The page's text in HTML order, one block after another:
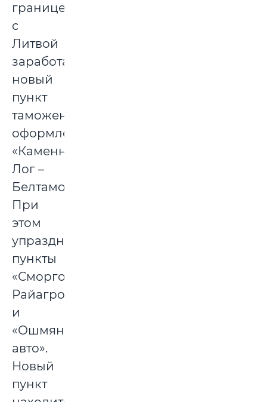
границе
с
Литвой
заработал
новый
пункт
таможенного
оформления
«Каменный
Лог –
Белтаможсервис».
При
этом
упразднены
пункты
«Сморгонь-
Райагропромснаб»
и
«Ошмяны-
авто».
Новый
пункт